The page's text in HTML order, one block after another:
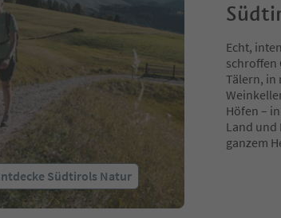
Südtirols Natur
Echt,
schroffen
Tälern, in
Höfen –
Land und
ganzem